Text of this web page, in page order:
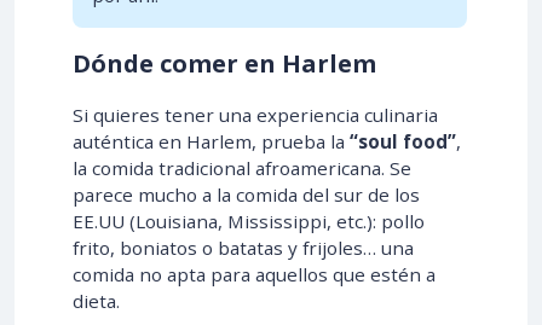
Dónde comer en Harlem
Si quieres tener una experiencia culinaria
auténtica en Harlem, prueba la “soul food”,
la comida tradicional afroamericana. Se
parece mucho a la comida del sur de los
EE.UU (Louisiana, Mississippi, etc.): pollo
frito, boniatos o batatas y frijoles… una
comida no apta para aquellos que estén a
dieta.